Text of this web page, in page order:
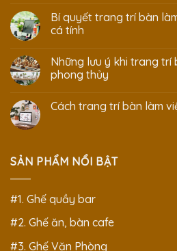
Bí quyết trang trí bàn
cá tính
Những lưu ý khi trang trí
phong thủy
Cách trang trí bàn làm
SẢN PHẨM NỔI BẬT
#1. Ghế quầy bar
#2. Ghế ăn, bàn cafe
#3. Ghế Văn Phòng